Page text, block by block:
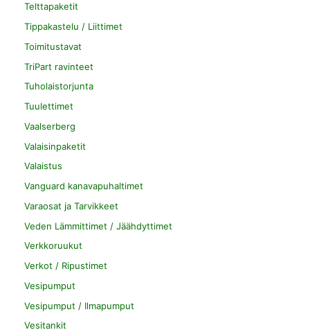
Telttapaketit
Tippakastelu / Liittimet
Toimitustavat
TriPart ravinteet
Tuholaistorjunta
Tuulettimet
Vaalserberg
Valaisinpaketit
Valaistus
Vanguard kanavapuhaltimet
Varaosat ja Tarvikkeet
Veden Lämmittimet / Jäähdyttimet
Verkkoruukut
Verkot / Ripustimet
Vesipumput
Vesipumput / Ilmapumput
Vesitankit